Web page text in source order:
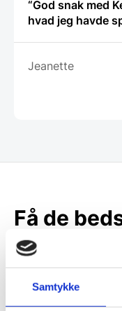
Samtykke
“God snak med
Jeanette
Få de
Husk at tilmelde
til de bedste tilbud.
ikke, men sender
informationer til dig.